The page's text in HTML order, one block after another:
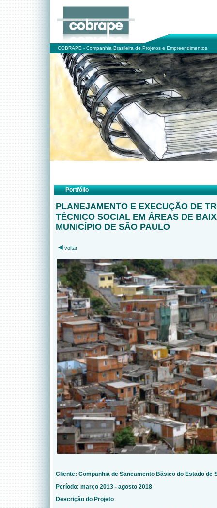
COBRAPE - Companhia Brasileira de Projetos e Empreendimentos
Portfólio
PLANEJAMENTO E EXECUÇÃO DE
TÉCNICO SOCIAL EM ÁREAS DE
MUNICÍPIO DE SÃO PAULO
voltar
Cliente: Companhia de Saneamento Básico do Estado de
Período: março 2013 - agosto 2018
Descrição do Projeto